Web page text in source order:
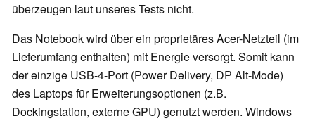
überzeugen laut unseres Tests nicht.
Das Notebook wird über ein proprietäres Acer-Netzteil (im
Lieferumfang enthalten) mit Energie versorgt. Somit kann
der einzige USB-4-Port (Power Delivery, DP Alt-Mode)
des Laptops für Erweiterungsoptionen (z.B.
Dockingstation, externe GPU) genutzt werden. Windows